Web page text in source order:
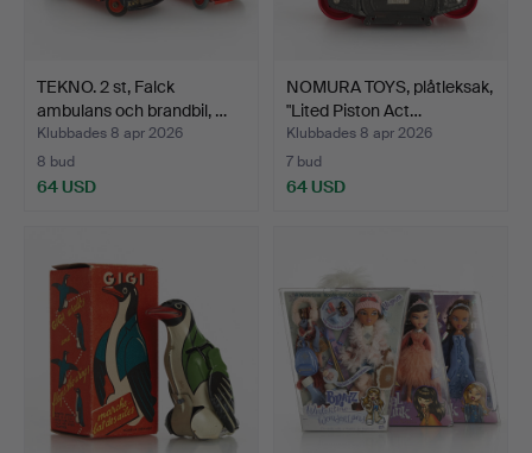
TEKNO. 2 st, Falck
ambulans och brandbil, …
Klubbades 8 apr 2026
8 bud
64 USD
NOMURA TOYS, plåtleksak,
"Lited Piston Act…
Klubbades 8 apr 2026
7 bud
64 USD